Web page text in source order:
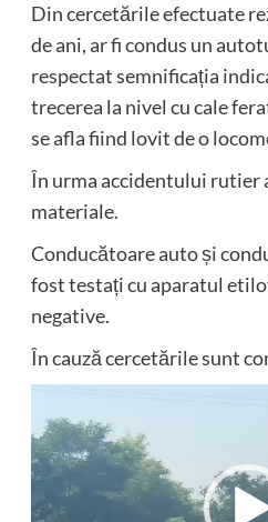
Din cercetările efectuate
de ani, ar fi condus un
respectat semnificația
trecerea la nivel cu cale
se afla fiind lovit de o
În urma accidentului rutier
materiale.
Conducătoare auto și
fost testați cu aparatul
negative.
În cauză cercetările sunt
video